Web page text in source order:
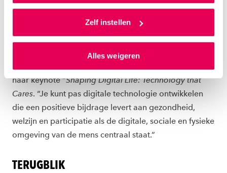
Als je op ‘Alles accepteren’ klikt dan geef je ons
toestemming om cookies voor social media en
gepersonaliseerde advertenties te plaatsen. Lees
cookiestatement. Via ‘Zelf instellen’ kun je ook zelf
instellen welke cookies we plaatsen. Je kunt je
toestemming altijd wijzigen of intrekken via
onscookiestatement.
Zelf instellen
Alles weigeren
Ook Somaya Ben Allouch (Hogeschool van
Amsterdam & Universiteit van Amsterdam) heeft veel
haar keynote “Shaping Digital Life: Technology that
Cares. “Je kunt pas digitale technologie ontwikkelen
die een positieve bijdrage levert aan gezondheid,
welzijn en participatie als de digitale, sociale en fysieke
omgeving van de mens centraal staat.”
TERUGBLIK